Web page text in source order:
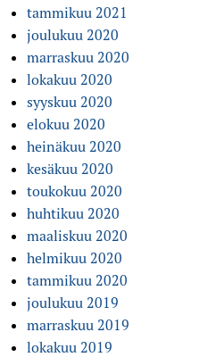
tammikuu 2021
joulukuu 2020
marraskuu 2020
lokakuu 2020
syyskuu 2020
elokuu 2020
heinäkuu 2020
kesäkuu 2020
toukokuu 2020
huhtikuu 2020
maaliskuu 2020
helmikuu 2020
tammikuu 2020
joulukuu 2019
marraskuu 2019
lokakuu 2019